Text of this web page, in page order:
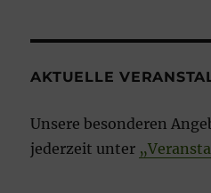
AKTUELLE
Unsere besonderen
jederzeit unter